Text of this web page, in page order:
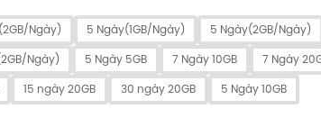
Ngày) 5 Ngày(1GB/Ngày) 5 Ngày(2GB/Ngày)
Ngày) 5 Ngày 5GB 7 Ngày 10GB 7 Ngày
15 ngày 20GB 30 ngày 20GB 5 Ngày 10GB